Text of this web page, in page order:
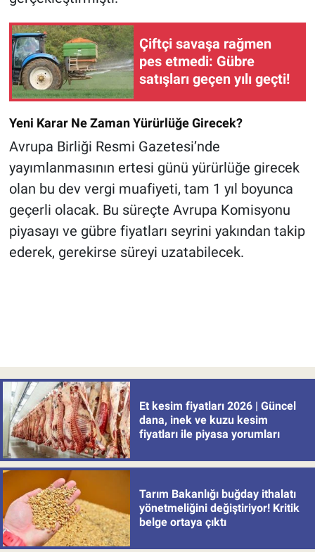
Çiftçi savaşa rağmen
pes etmedi: Gübre
satışları geçen yılı geçti!
Yeni Karar Ne Zaman Yürürlüğe Girecek?
Avrupa Birliği Resmi Gazetesi’nde
yayımlanmasının ertesi günü yürürlüğe girecek
olan bu dev vergi muafiyeti, tam 1 yıl boyunca
geçerli olacak. Bu süreçte Avrupa Komisyonu
piyasayı ve gübre fiyatları seyrini yakından takip
ederek, gerekirse süreyi uzatabilecek.
Et kesim fiyatları 2026 | Güncel
dana, inek ve kuzu kesim
fiyatları ile piyasa yorumları
Tarım Bakanlığı buğday ithalatı
yönetmeliğini değiştiriyor! Kritik
belge ortaya çıktı